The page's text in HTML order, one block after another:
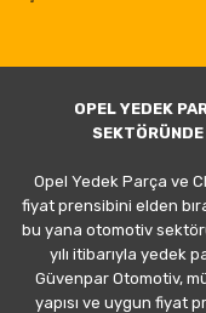
OPEL YEDEK
Opel Yedek Parça ve
fiyat prensibini elden
bu yana otomotiv
yılı itibarıyla yedek
Güvenpar Otomotiv,
yapısı ve uygun fiyat